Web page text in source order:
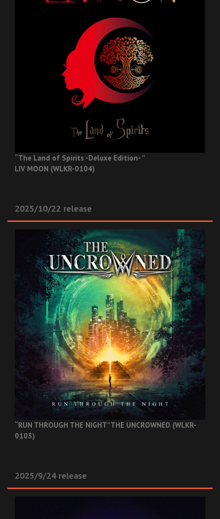
“The Land of Spirits -Deluxe Edition- ”
LIV MOON (WLKR-0104)
2025/10/22 release
“RUN THROUGH THE NIGHT”THE UNCROWNED (WLKR-
0103)
2025/9/24 release